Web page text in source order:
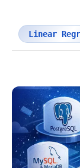
Linear